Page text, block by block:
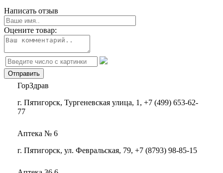
Написать отзыв
Оцените товар:
ГорЗдрав
г. Пятигорск, Тургеневская улица, 1, +7 (499) 653-62-
77
Аптека № 6
г. Пятигорск, ул. Февральская, 79, +7 (8793) 98-85-15